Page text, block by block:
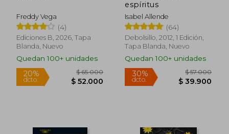
Rápido Rápido
Freddy Vega
(4)
Ediciones B, 2026, Tapa
Blanda, Nuevo
Quedan 100+ unidades
espíritus
Isabel Allende
(64)
Debolsillo, 2012, 1 Edición,
Tapa Blanda, Nuevo
Quedan 100+ unidades